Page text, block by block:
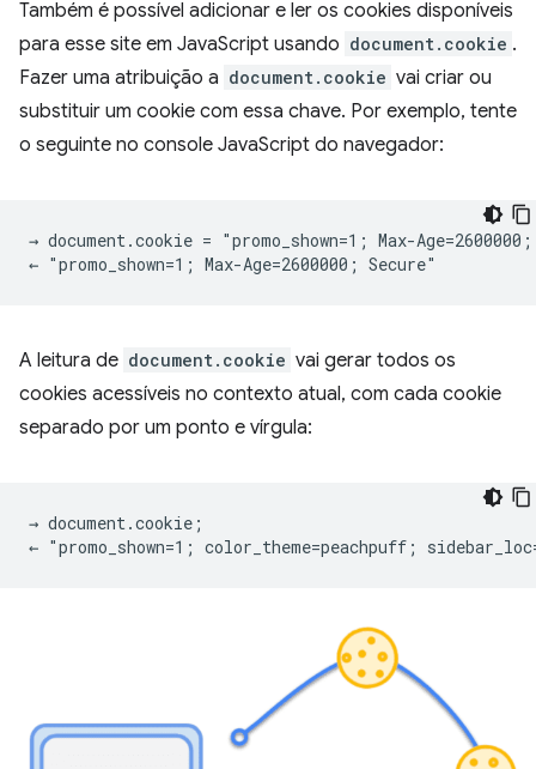
Também é possível adicionar e ler os cookies disponíveis
para esse site em JavaScript usando document.cookie .
Fazer uma atribuição a document.cookie vai criar ou
substituir um cookie com essa chave. Por exemplo, tente
o seguinte no console JavaScript do navegador:
→ document.cookie = "promo_shown=1; Max-
A leitura de document.cookie vai gerar todos os
cookies acessíveis no contexto atual, com cada cookie
separado por um ponto e vírgula:
→ document.cookie;